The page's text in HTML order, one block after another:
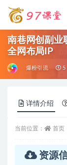
南巷网创副业
全网布局IP
爆粉引流 5
详情介绍
当前位置： 首页
资源